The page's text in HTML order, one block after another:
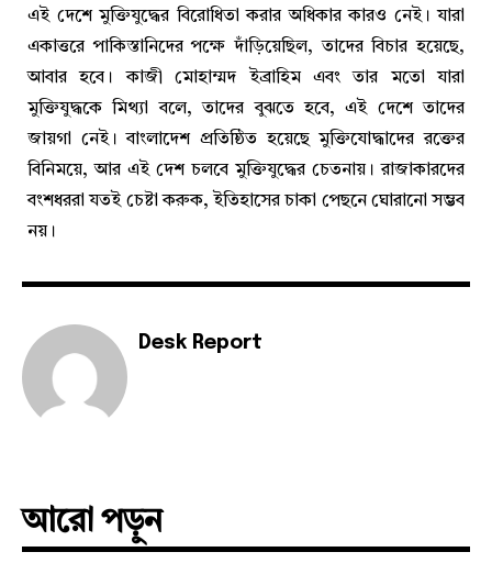
এই দেশে মুক্তিযুদ্ধের বিরোধিতা করার অধিকার কারও নেই। যারা
একাত্তরে পাকিস্তানিদের পক্ষে দাঁড়িয়েছিল, তাদের বিচার হয়েছে,
আবার হবে। কাজী মোহাম্মদ ইব্রাহিম এবং তার মতো যারা
মুক্তিযুদ্ধকে মিথ্যা বলে, তাদের বুঝতে হবে, এই দেশে তাদের
জায়গা নেই। বাংলাদেশ প্রতিষ্ঠিত হয়েছে মুক্তিযোদ্ধাদের রক্তের
বিনিময়ে, আর এই দেশ চলবে মুক্তিযুদ্ধের চেতনায়। রাজাকারদের
বংশধররা যতই চেষ্টা করুক, ইতিহাসের চাকা পেছনে ঘোরানো সম্ভব
নয়।
Desk Report
আরো পড়ুন